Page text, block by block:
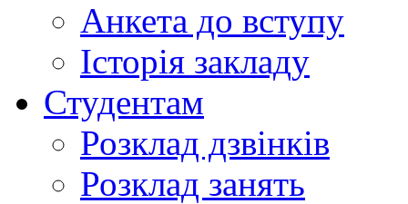
Анкета до вступу
Історія закладу
Студентам
Розклад дзвінків
Розклад занять